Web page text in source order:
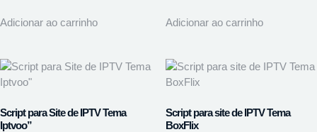
Adicionar ao carrinho Adicionar ao carrinho
Script para Site de IPTV Tema
Iptvoo”
Script para site de IPTV Tema
BoxFlix